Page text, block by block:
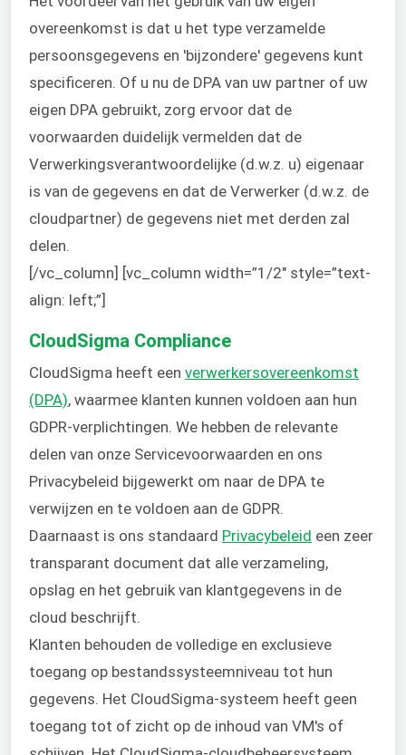
overeenkomst is dat u het type verzamelde
persoonsgegevens en 'bijzondere' gegevens kunt
specificeren. Of u nu de DPA van uw partner of uw
eigen DPA gebruikt, zorg ervoor dat de
voorwaarden duidelijk vermelden dat de
Verwerkingsverantwoordelijke (d.w.z. u) eigenaar
is van de gegevens en dat de Verwerker (d.w.z. de
cloudpartner) de gegevens niet met derden zal
delen.
[/vc_column] [vc_column width=”1/2″ style=”text-
align: left;”]
CloudSigma Compliance
CloudSigma heeft een verwerkersovereenkomst
(DPA), waarmee klanten kunnen voldoen aan hun
GDPR-verplichtingen. We hebben de relevante
delen van onze Servicevoorwaarden en ons
Privacybeleid bijgewerkt om naar de DPA te
verwijzen en te voldoen aan de GDPR.
Daarnaast is ons standaard Privacybeleid een zeer
transparant document dat alle verzameling,
opslag en het gebruik van klantgegevens in de
cloud beschrijft.
Klanten behouden de volledige en exclusieve
toegang op bestandssysteemniveau tot hun
gegevens. Het CloudSigma-systeem heeft geen
toegang tot of zicht op de inhoud van VM's of